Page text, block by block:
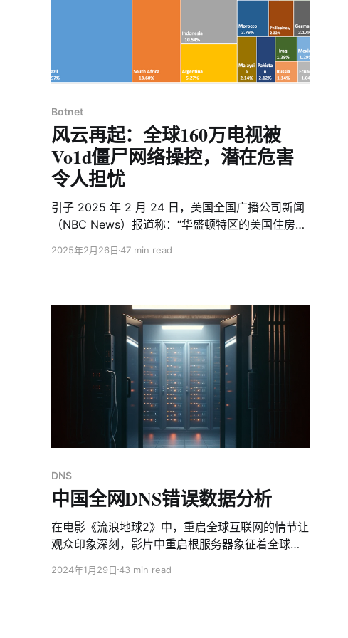
Botnet
风云再起：全球160万电视被
Vo1d僵尸网络操控，潜在危害
令人担忧
引子 2025 年 2 月 24 日，美国全国广播公司新闻
（NBC News）报道称：“华盛顿特区的美国住房与
段未经授权的 AI 生成视频。视频画面中，唐纳德·
员无法关闭只能被迫拔掉所有电视电源”。这一事件
迅速引发舆论热议，公众广泛讨论。网络安全社区
亦被触动，开始重新评估电视、机顶盒等设备被黑
客攻陷后可能带来的重大风险。 "假如您正坐在沙发
上看电视，突然屏幕开始闪烁，遥控器失灵，节目
被一串乱码和诡异的指令取代。您的电视仿佛被一
股无形的力量接管，变成了一个“数字傀儡”。这不是
科幻电影，而是现实中正在发生的威胁——Vo1d僵
尸网络正悄悄控制全球数百万台Android电视设
日，XLab大网威胁感知系统监测到IP地址
38.46.218.36正在传播一个VT
2025年2月26日 47 min read
DNS
中国全网DNS错误数据分析
在电影《流浪地球2》中，重启全球互联网的情节让
观众印象深刻，影片中重启根服务器象征着全球
动。在现实世界中，DNS不仅承担着将域名转换为
2024年1月29日 43 min read